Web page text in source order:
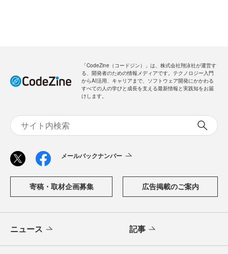
「CodeZine（コードジン）」は、株式会社翔泳社が運営す
る、開発者のための情報メディアです。テクノロジー入門
からAI活用、キャリアまで、ソフトウェア開発にかかわる
すべての人の学びと成長を支える最新情報と実践知をお届
けします。
メールバックナンバー
寄稿・取材企画募集 広告掲載のご案内
ニュース 記事